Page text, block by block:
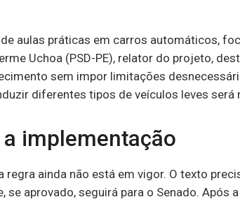
aulas práticas em carros automáticos,
Uchoa (PSD-PE), relator do projeto,
sem impor limitações
diferentes tipos de veículos leves será
implementação
regra ainda não está em vigor. O texto
aprovado, seguirá para o Senado. Após